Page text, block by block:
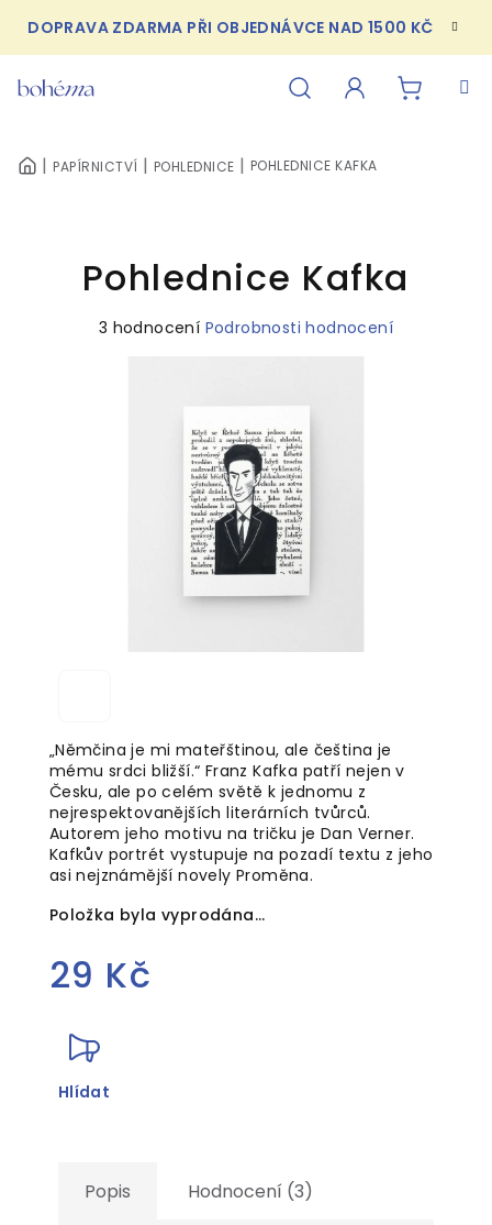
obsah
DOPRAVA ZDARMA PŘI OBJEDNÁVCE NAD 1500 KČ
DOMŮPAPÍRNICTVÍ POHLEDNICE POHLEDNICE KAFKA
„Němčina je mi mateřštinou, ale čeština je
mému srdci bližší.“ Franz Kafka patří nejen v
Česku, ale po celém světě k jednomu z
nejrespektovanějších literárních tvůrců.
Autorem jeho motivu na tričku je Dan Verner.
Kafkův portrét vystupuje na pozadí textu z jeho
asi nejznámější novely Proměna.
Položka byla vyprodána…
29 Kč
Měrná
cena:
Hlídat
Pohlednice Kafka
Průměrné
3 hodnocení Podrobnosti hodnocení
Popis Hodnocení (3)